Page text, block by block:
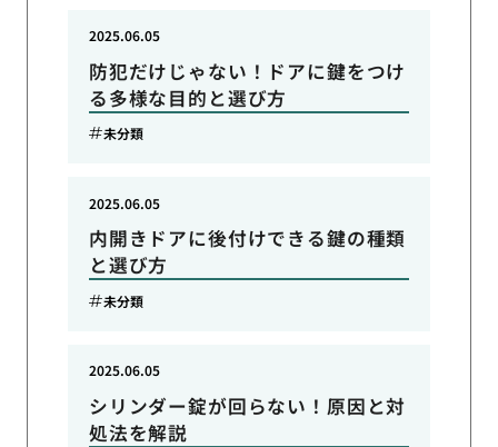
防犯だけじゃない！ドアに鍵をつけ
る多様な目的と選び方
2025.06.05
未分類
内開きドアに後付けできる鍵の種類
と選び方
2025.06.05
未分類
シリンダー錠が回らない！原因と対
処法を解説
2025.06.05